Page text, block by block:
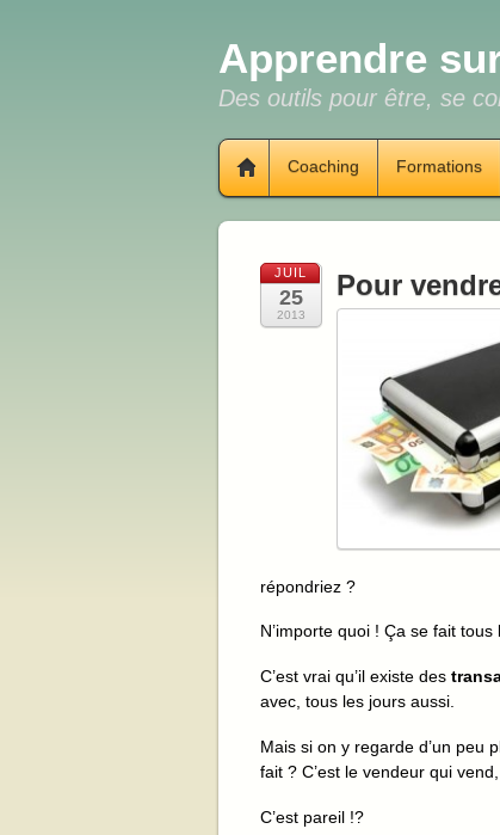
Apprendre
Des outils pour être, se
Coaching Formations
JUIL
25
2013
Pour
répondriez ?
N’importe quoi ! Ça se fait tous
C’est vrai qu’il existe des
avec, tous les jours aussi.
Mais si on y regarde d’un peu
fait ? C’est le vendeur qui vend,
C’est pareil !?